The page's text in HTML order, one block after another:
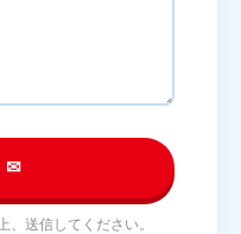
✉
、送信してください。